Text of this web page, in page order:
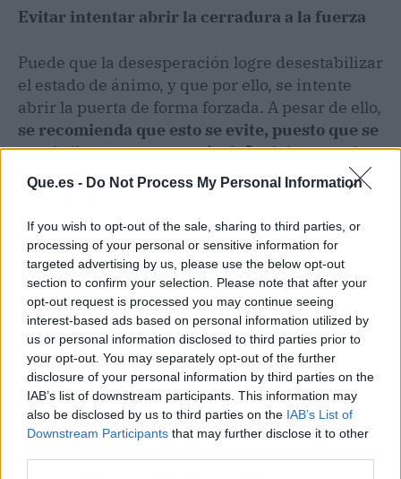
Que.es - Do Not Process My Personal Information
If you wish to opt-out of the sale, sharing to third parties, or
processing of your personal or sensitive information for
targeted advertising by us, please use the below opt-out
section to confirm your selection. Please note that after your
opt-out request is processed you may continue seeing
interest-based ads based on personal information utilized by
us or personal information disclosed to third parties prior to
your opt-out. You may separately opt-out of the further
disclosure of your personal information by third parties on the
IAB’s list of downstream participants. This information may
also be disclosed by us to third parties on the IAB’s List of
Downstream Participants that may further disclose it to other
Evitar intentar abrir la cerradura a la fuerza
Puede que la desesperación logre desestabilizar
el estado de ánimo, y que por ello, se intente
abrir la puerta de forma forzada. A pesar de ello,
se recomienda que esto se evite, puesto que se
puede llegar a causar más daño del esperado y
tener que pagar por reparaciones que no eran
necesarias
Lo mejor siempre es esperar la ayuda de un
profesional cualificado para que pueda darle el
tratamiento necesario al problema sin tanto
destrozo.
¿Cómo evitar problemas con las cerraduras y
puertas?
Una buena forma de prevenir el quedarse
encerrado en una habitación o en casa, es